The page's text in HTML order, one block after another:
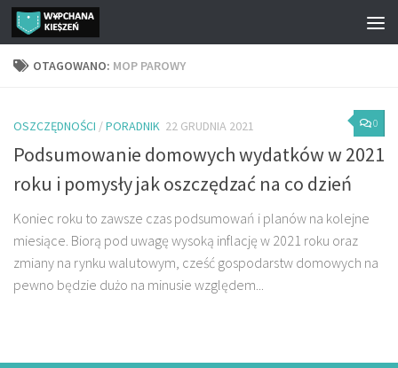
Przejdź do treści
OTAGOWANO: MOP PAROWY
0
OSZCZĘDNOŚCI /PORADNIK 22 GRUDNIA 2021
Podsumowanie domowych wydatków w 2021
roku i pomysły jak oszczędzać na co dzień
Koniec roku to zawsze czas podsumowań i planów na kolejne
miesiące. Biorą pod uwagę wysoką inflację w 2021 roku oraz
zmiany na rynku walutowym, cześć gospodarstw domowych na
pewno będzie dużo na minusie względem...